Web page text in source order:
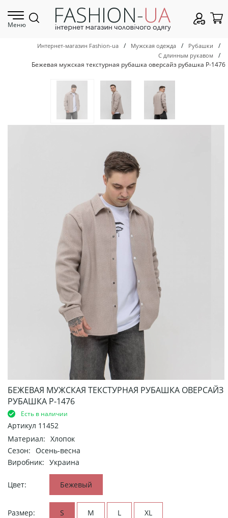
Меню
Интернет-магазин Fashion-ua / Мужская одежда / Рубашки /
С длинным рукавом
/
Бежевая мужская текстурная рубашка оверсайз рубашка Р-1476
БЕЖЕВАЯ МУЖСКАЯ ТЕКСТУРНАЯ РУБАШКА ОВЕРСАЙЗ
РУБАШКА Р-1476
Есть в наличии
Артикул 11452
Материал: Хлопок
Сезон: Осень-весна
Виробник: Украина
Цвет: Бежевый
Размер: S M L XL